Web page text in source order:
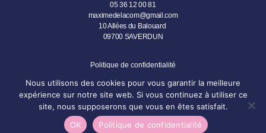
05 36 12 00 81
maximedelacom@gmail.com
10 Allées du Balouard
09700 SAVERDUN
Politique de confidentialité
Conditions générales de vente
Nous utilisons des cookies pour vous garantir la meilleure
expérience sur notre site web. Si vous continuez à utiliser ce
site, nous supposerons que vous en êtes satisfait.
OK
Politique de confidentialité